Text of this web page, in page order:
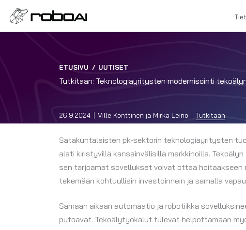
ETUSIVU / UUTISET
Tutkitaan: Teknologiayritysten modernisointi
26.9.2024 Ville Konttinen ja Mirka Leino Tutkitaan
Satakuntalaisten pk-sektorin teknologiayritysten
alati kiristyvillä kansainvälisillä markkinoilla.
sen tarjoamat sovellukset voivat ottaa hoitaakseen
tekemään kohtuullisin investoinnein ja samalla
Samaan aikaan automaatio ja robotiikka
putoavat. Tekoälytyökalut tulevat helpottamaan